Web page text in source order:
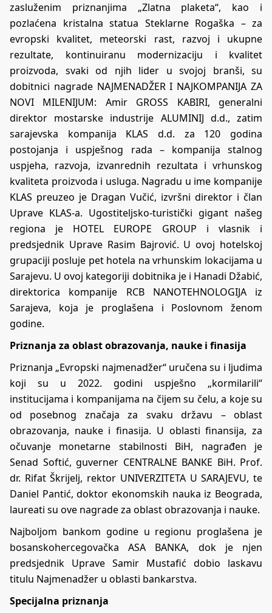
zasluženim priznanjima „Zlatna plaketa“, kao i
pozlaćena kristalna statua Steklarne Rogaška – za
evropski kvalitet, meteorski rast, razvoj i ukupne
rezultate, kontinuiranu modernizaciju i kvalitet
proizvoda, svaki od njih lider u svojoj branši, su
dobitnici nagrade NAJMENADŽER I NAJKOMPANIJA ZA
NOVI MILENIJUM: Amir GROSS KABIRI, generalni
direktor mostarske industrije ALUMINIJ d.d., zatim
sarajevska kompanija KLAS d.d. za 120 godina
postojanja i uspješnog rada – kompanija stalnog
uspjeha, razvoja, izvanrednih rezultata i vrhunskog
kvaliteta proizvoda i usluga. Nagradu u ime kompanije
KLAS preuzeo je Dragan Vučić, izvršni direktor i član
Uprave KLAS-a. Ugostiteljsko-turistički gigant našeg
regiona je HOTEL EUROPE GROUP i vlasnik i
predsjednik Uprave Rasim Bajrović. U ovoj hotelskoj
grupaciji posluje pet hotela na vrhunskim lokacijama u
Sarajevu. U ovoj kategoriji dobitnika je i Hanadi Džabić,
direktorica kompanije RCB NANOTEHNOLOGIJA iz
Sarajeva, koja je proglašena i Poslovnom ženom
godine.
Priznanja za oblast obrazovanja, nauke i finasija
Priznanja „Evropski najmenadžer“ uručena su i ljudima
koji su u 2022. godini uspješno „kormilarili“
institucijama i kompanijama na čijem su čelu, a koje su
od posebnog značaja za svaku državu – oblast
obrazovanja, nauke i finasija. U oblasti finansija, za
očuvanje monetarne stabilnosti BiH, nagrađen je
Senad Softić, guverner CENTRALNE BANKE BiH. Prof.
dr. Rifat Škrijelj, rektor UNIVERZITETA U SARAJEVU, te
Daniel Pantić, doktor ekonomskih nauka iz Beograda,
laureati su ove nagrade za oblast obrazovanja i nauke.
Najboljom bankom godine u regionu proglašena je
bosanskohercegovačka ASA BANKA, dok je njen
predsjednik Uprave Samir Mustafić dobio laskavu
titulu Najmenadžer u oblasti bankarstva.
Specijalna priznanja